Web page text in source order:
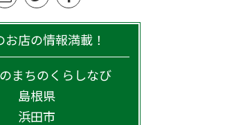
お店の情報満載！
まちのくらしなび
島根県
浜田市